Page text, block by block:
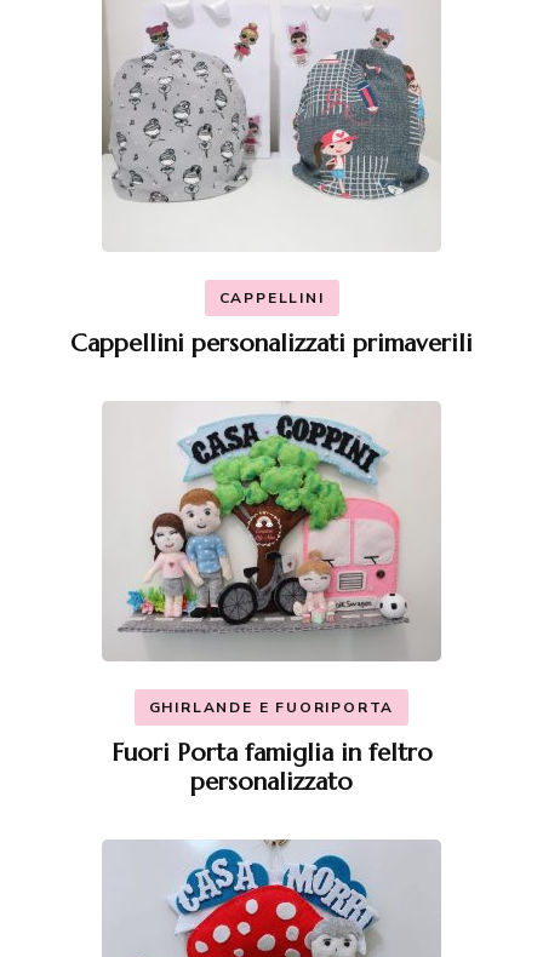
CAPPELLINI
Cappellini personalizzati primaverili
GHIRLANDE E FUORIPORTA
Fuori Porta famiglia in feltro
personalizzato